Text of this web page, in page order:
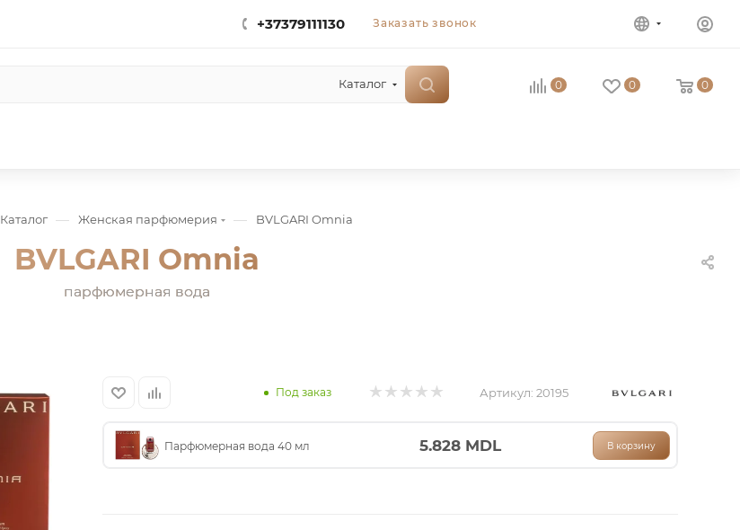
+37379111130 Заказать звонок
Каталог 0 0 0
Каталог — Женская парфюмерия — BVLGARI Omnia
BVLGARI Omnia
парфюмерная вода
Под заказ Артикул: 20195
Парфюмерная вода 40 мл 5.828 MDL В корзину